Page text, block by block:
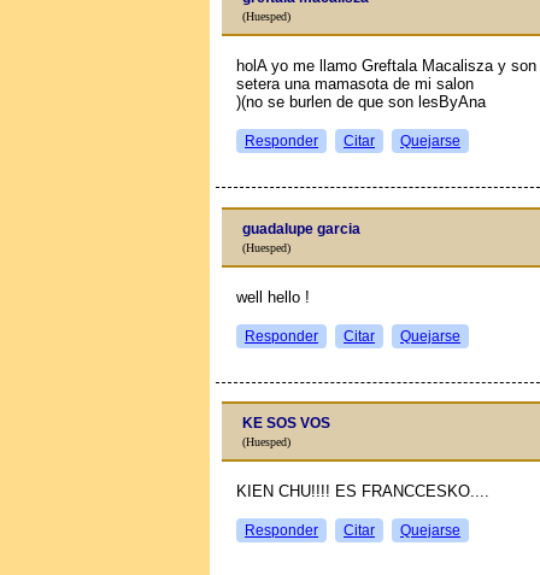
(Huesped)
holA yo me llamo Greftala Macalisza y
setera una mamasota de mi salon
)(no se burlen de que son lesByAna
Responder Citar Quejarse
guadalupe garcia
(Huesped)
well hello !
Responder Citar Quejarse
KE SOS VOS
(Huesped)
KIEN CHU!!!! ES FRANCCESKO....
Responder Citar Quejarse